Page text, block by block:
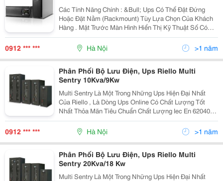
Các Tính Năng Chính : &Bull; Ups Có Thể Đặt Đứng
Hoặc Đặt Nằm (Rackmount) Tùy Lựa Chọn Của Khách
Hàng . Mặt Trước Màn Hình Hiển Thị Kỹ Thuật Số Có
Thể Được Kéo Ra ( Sử Dụng Các Phím Cung Cấp) Và
Xoay Để Phù Hợp Với Các Định Dạng Đặt . &Bull;
0912 *** *** Hà Nội >1 năm
Phân Phối Bộ Lưu Điện, Ups Riello Multi
Sentry 10Kva/9Kw
Multi Sentry Là Một Trong Những Ups Hiện Đại Nhất
Của Riello , Là Dòng Ups Online Có Chất Lượng Tốt
Nhất Thỏa Mãn Tiêu Chuẩn Chất Lượng Iec En 62040-3
Multi Sentry Được Chế Tạo Với Mục Đích Bảo Vệ Các
Thông Tin Thiết Yếu, Hệ Thống Viễn Thông, Mạng
0912 *** *** Hà Nội >1 năm
Phân Phối Bộ Lưu Điện, Ups Riello Multi
Sentry 20Kva/18 Kw
Multi Sentry Là Một Trong Những Ups Hiện Đại Nhất